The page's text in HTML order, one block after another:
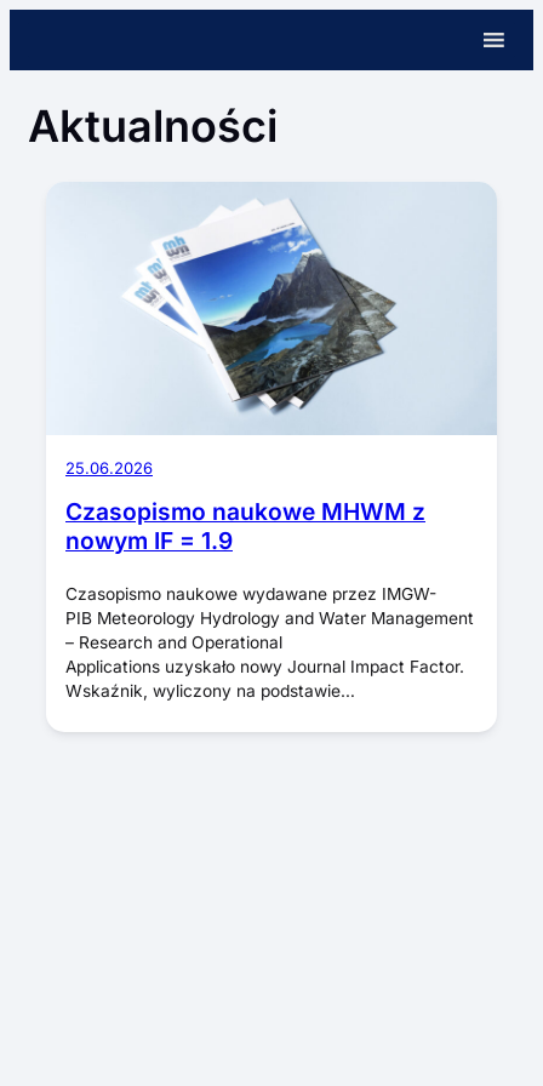
treści
Aktualności
25.06.2026
Czasopismo naukowe MHWM z
nowym IF = 1.9
Czasopismo naukowe wydawane przez IMGW-
PIB Meteorology Hydrology and Water Management
– Research and Operational
Applications uzyskało nowy Journal Impact Factor.
Wskaźnik, wyliczony na podstawie…